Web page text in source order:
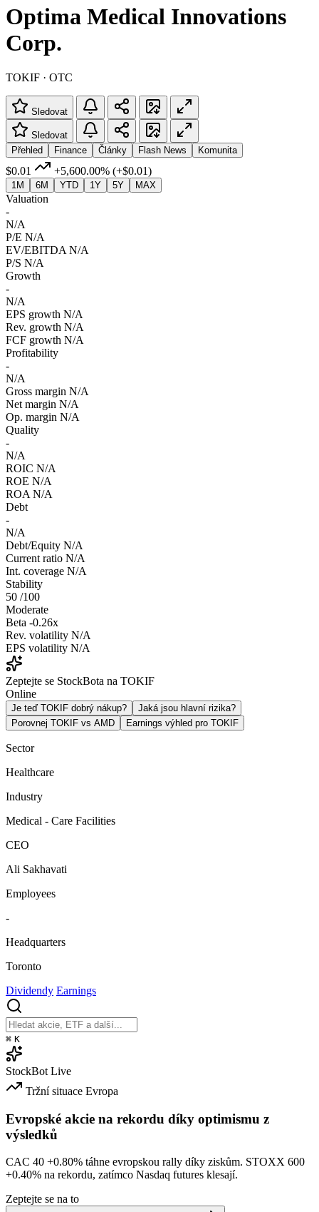
Optima Medical Innovations
Corp.
TOKIF · OTC
Sledovat
Sledovat
Přehled
Finance Články Flash News Komunita
$0.01 +5,600.00% (+$0.01)
1M 6M YTD 1Y 5Y MAX
Valuation
-
N/A
P/E N/A
EV/EBITDA N/A
P/S N/A
Growth
-
N/A
EPS growth N/A
Rev. growth N/A
FCF growth N/A
Profitability
-
N/A
Gross margin N/A
Net margin N/A
Op. margin N/A
Quality
-
N/A
ROIC N/A
ROE N/A
ROA N/A
Debt
-
N/A
Debt/Equity N/A
Current ratio N/A
Int. coverage N/A
Stability
50 /100
Moderate
Beta -0.26x
Rev. volatility N/A
EPS volatility N/A
Zeptejte se StockBota na TOKIF
Online
Je teď TOKIF dobrý nákup?
Jaká jsou hlavní rizika?
Porovnej TOKIF vs AMD
Earnings výhled pro TOKIF
Sector
Healthcare
Industry
Medical - Care Facilities
CEO
Ali Sakhavati
Employees
-
Headquarters
Toronto
Dividendy Earnings
⌘ K
StockBot Live
Tržní situace Evropa
Evropské akcie na rekordu díky optimismu z
výsledků
CAC 40 +0.80% táhne evropskou rally díky ziskům. STOXX 600
+0.40% na rekordu, zatímco Nasdaq futures klesají.
Zeptejte se na to